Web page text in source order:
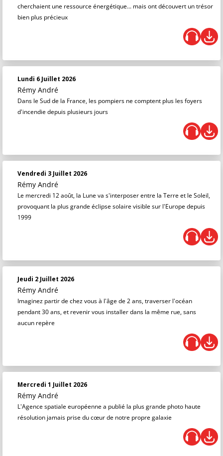
cherchaient une ressource énergétique... mais ont découvert un trésor
bien plus précieux
Lundi 6 Juillet 2026
Rémy André
Dans le Sud de la France, les pompiers ne comptent plus les foyers
d'incendie depuis plusieurs jours
Vendredi 3 Juillet 2026
Rémy André
Le mercredi 12 août, la Lune va s'interposer entre la Terre et le Soleil,
provoquant la plus grande éclipse solaire visible sur l'Europe depuis
1999
Jeudi 2 Juillet 2026
Rémy André
Imaginez partir de chez vous à l'âge de 2 ans, traverser l'océan
pendant 30 ans, et revenir vous installer dans la même rue, sans
aucun repère
Mercredi 1 Juillet 2026
Rémy André
L'Agence spatiale européenne a publié la plus grande photo haute
résolution jamais prise du cœur de notre propre galaxie